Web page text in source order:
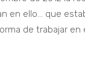
en ello… que
de trabajar en